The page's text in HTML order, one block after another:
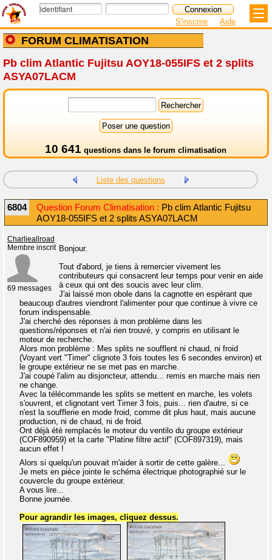
FORUM CLIMATISATION
S'inscrire Aide
Pb clim Atlantic Fujitsu AOY18-055IFS et 2 splits
ASYA07LACM
10 641 questions dans le forum climatisation
Liste des questions
6804 Question Forum Climatisation : Pb clim Atlantic Fujitsu
AOY18-055IFS et 2 splits ASYA07LACM
Charlieallroad
Membre inscrit
69 messages
Bonjour.
Tout d'abord, je tiens à remercier vivement les
contributeurs qui consacrent leur temps pour venir en aide
à ceux qui ont des soucis avec leur clim.
J'ai laissé mon obole dans la cagnotte en espérant que
beaucoup d'autres viendront l'alimenter pour que continue à vivre ce
forum indispensable.
J'ai cherché des réponses à mon problème dans les
questions/réponses et n'ai rien trouvé, y compris en utilisant le
moteur de recherche.
Alors mon problème : Mes splits ne soufflent ni chaud, ni froid
(Voyant vert "Timer" clignote 3 fois toutes les 6 secondes environ) et
le groupe extérieur ne se met pas en marche.
J'ai coupé l'alim au disjoncteur, attendu... remis en marche mais rien
ne change.
Avec la télécommande les splits se mettent en marche, les volets
s'ouvrent, et clignotant vert Timer 3 fois, puis... rien d'autre, si ce
n'est la soufflerie en mode froid, comme dit plus haut, mais aucune
production, ni de chaud, ni de froid.
Ont déjà été remplacés le moteur du ventilo du groupe extérieur
(COF890959) et la carte "Platine filtre actif" (COF897319), mais
aucun effet !
Alors si quelqu'un pouvait m'aider à sortir de cette galère...
Je mets en pièce jointe le schéma électrique photographié sur le
couvercle du groupe extérieur.
A vous lire...
Bonne journée.
Pour agrandir les images, cliquez dessus.